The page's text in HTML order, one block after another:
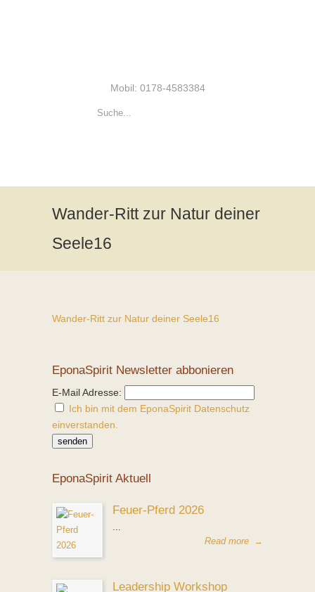
Mobil: 0178-4583384
Wander-Ritt zur Natur deiner
Seele16
Wander-Ritt zur Natur deiner Seele16
EponaSpirit Newsletter abbonieren
E-Mail Adresse:
Ich bin mit dem EponaSpirit Datenschutz
einverstanden.
EponaSpirit Aktuell
Feuer-Pferd 2026
...
Read more →
Leadership Workshop